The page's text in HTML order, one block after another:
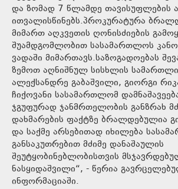
და ზომად 7 წლამდე თავისუფლების
ითვალისწინებს.პროკურატურა
მიმართ აღკვეთის ღონისძიების
შუამდგომლობით სასამართლოს
ვადაში მიმართავს.საზოგადოებას
ზემოთ აღნიშნულ სისხლის
ალექსანდრე გაბაშვილი, გიორგი
ჩიქოვანი სასამართლომ
ჯგუფურად ჯანმრთელობის განზრახ
დახმარების ფაქტზე ბრალდებულია
და საქმე არსებითად იხილება
განსაკუთრებით მძიმე დანაშაულის
შეუტყობინებლობისთვის
ნასყიდაშვილი“, - წერია
ინფორმაციაში.